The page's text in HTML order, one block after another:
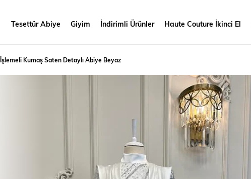
Tesettür Abiye Giyim İndirimli Ürünler Haute Couture İkinci El
İşlemeli Kumaş Saten Detaylı Abiye Beyaz